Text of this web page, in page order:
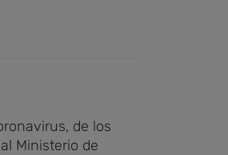
de los
Ministerio de